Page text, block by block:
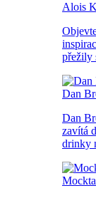
Alois
přežily
Dan
Dan
zavítá
drinky